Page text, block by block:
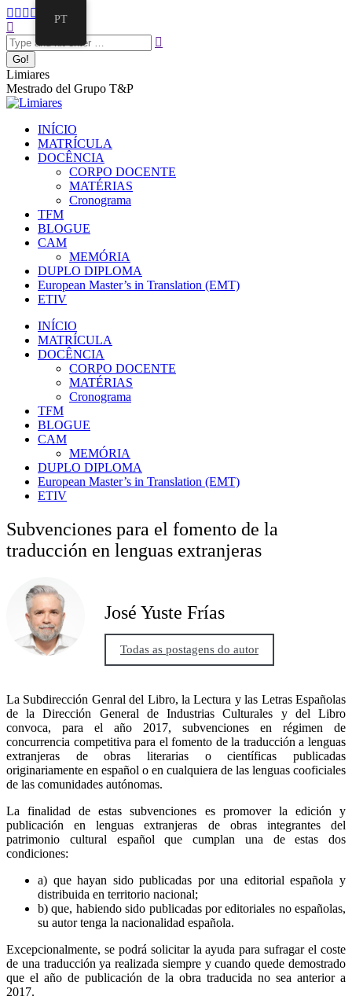
Pular
para
o
conteúdo
Facebook
opens
in
new
window
Twitter
opens
in
new
window
Mail
opens
in
new
window
Instagram
page
in
window
Linkedin
page
in
window
Search:
Limiares
Mestrado del Grupo T&P
INÍCIO
MATRÍCULA
DOCÊNCIA
CORPO DOCENTE
MATÉRIAS
Cronograma
TFM
BLOGUE
CAM
MEMÓRIA
DUPLO DIPLOMA
European Master’s in Translation (EMT)
ETIV
INÍCIO
MATRÍCULA
DOCÊNCIA
CORPO DOCENTE
MATÉRIAS
Cronograma
TFM
BLOGUE
CAM
MEMÓRIA
DUPLO DIPLOMA
European Master’s in Translation (EMT)
ETIV
Subvenciones para el fomento de la
traducción en lenguas extranjeras
José Yuste Frías
Todas as postagens do autor
La Subdirección Genral del Libro, la Lectura y las Letras Españolas
de la Dirección General de Industrias Culturales y del Libro
convoca, para el año 2017, subvenciones en régimen de
concurrencia competitiva para el fomento de la traducción a lenguas
extranjeras de obras literarias o científicas publicadas
originariamente en español o en cualquiera de las lenguas cooficiales
de las comunidades autónomas.
La finalidad de estas subvenciones es promover la edición y
publicación en lenguas extranjeras de obras integrantes del
patrimonio cultural español que cumplan una de estas dos
condiciones:
a) que hayan sido publicadas por una editorial española y
distribuida en territorio nacional;
b) que, habiendo sido publicadas por editoriales no españolas,
su autor tenga la nacionalidad española.
Excepcionalmente, se podrá solicitar la ayuda para sufragar el coste
de una traducción ya realizada siempre y cuando quede demostrado
que el año de publicación de la obra traducida no sea anterior a
2017.
PT